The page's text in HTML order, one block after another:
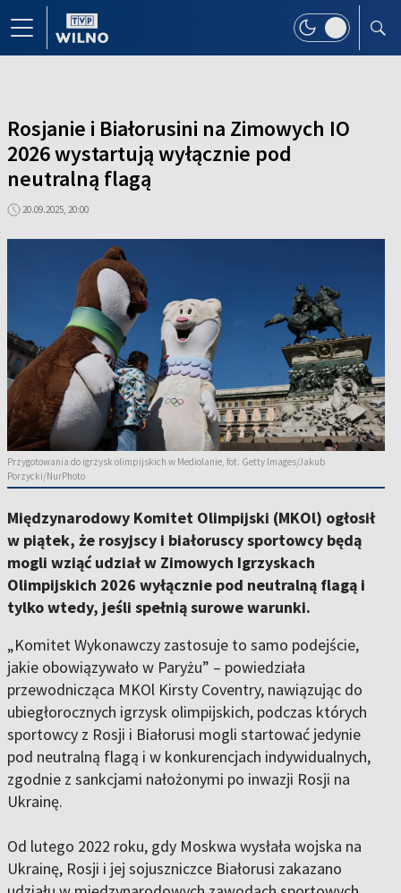
Rosjanie i Białorusini na Zimowych IO
2026 wystartują wyłącznie pod
neutralną flagą
20.09.2025, 20:00
Przygotowania do igrzysk olimpijskich w Mediolanie, fot. Getty Images/Jakub
Porzycki/NurPhoto
Międzynarodowy Komitet Olimpijski (MKOl) ogłosił
w piątek, że rosyjscy i białoruscy sportowcy będą
mogli wziąć udział w Zimowych Igrzyskach
Olimpijskich 2026 wyłącznie pod neutralną flagą i
tylko wtedy, jeśli spełnią surowe warunki.
„Komitet Wykonawczy zastosuje to samo podejście,
jakie obowiązywało w Paryżu” – powiedziała
przewodnicząca MKOl Kirsty Coventry, nawiązując do
ubiegłorocznych igrzysk olimpijskich, podczas których
sportowcy z Rosji i Białorusi mogli startować jedynie
pod neutralną flagą i w konkurencjach indywidualnych,
zgodnie z sankcjami nałożonymi po inwazji Rosji na
Ukrainę.
Od lutego 2022 roku, gdy Moskwa wysłała wojska na
Ukrainę, Rosji i jej sojuszniczce Białorusi zakazano